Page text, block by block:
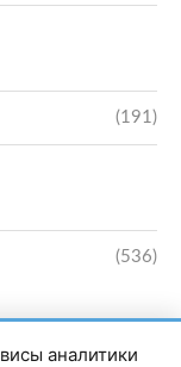
(191)
(536)
аналитики